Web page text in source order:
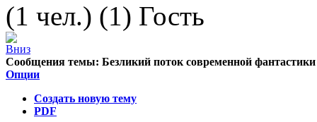
(1 чел.) (1) Гость
Сообщения темы: Безликий поток современной фантастики
Опции
Создать новую тему
PDF